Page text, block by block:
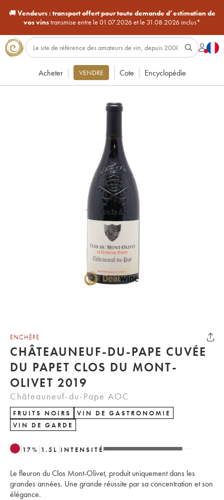
🚚Vendeurs : transport offert pour toute demande d’estimation de
vos vinstransmise entre le 01.07.2026 et le 31.08.2026 inclus*
Acheter VENDRE Cote Encyclopédie
ENCHÈRE
CHÂTEAUNEUF-DU-PAPE CUVÉE
DU PAPET CLOS DU MONT-
OLIVET 2019
Châteauneuf-du-Pape AOC
FRUITS NOIRS
VIN DE GASTRONOMIE
VIN DE GARDE
17% 1.5 L INTENSITÉ
Le fleuron du Clos Mont-Olivet, produit uniquement dans les
grandes années. Une grande réussite par sa concentration et son
élégance.